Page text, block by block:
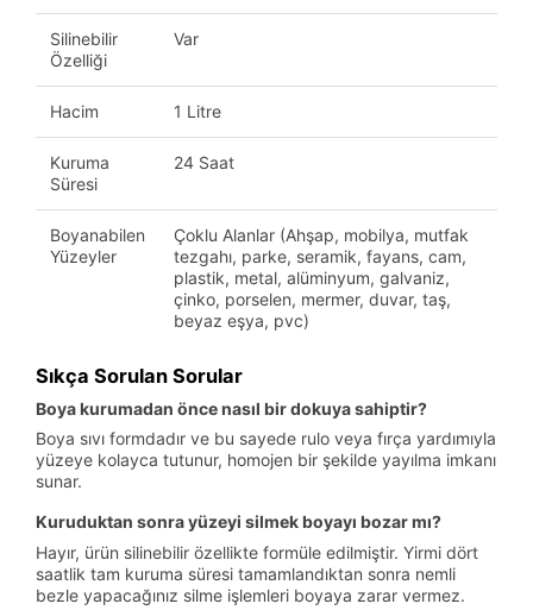
Silinebilir
Özelliği
Var
Hacim 1 Litre
Kuruma
Süresi
24 Saat
Boyanabilen
Yüzeyler
Çoklu Alanlar (Ahşap, mobilya, mutfak
tezgahı, parke, seramik, fayans, cam,
plastik, metal, alüminyum, galvaniz,
çinko, porselen, mermer, duvar, taş,
beyaz eşya, pvc)
Sıkça Sorulan Sorular
Boya kurumadan önce nasıl bir dokuya sahiptir?
Boya sıvı formdadır ve bu sayede rulo veya fırça yardımıyla
yüzeye kolayca tutunur, homojen bir şekilde yayılma imkanı
sunar.
Kuruduktan sonra yüzeyi silmek boyayı bozar mı?
Hayır, ürün silinebilir özellikte formüle edilmiştir. Yirmi dört
saatlik tam kuruma süresi tamamlandıktan sonra nemli
bezle yapacağınız silme işlemleri boyaya zarar vermez.